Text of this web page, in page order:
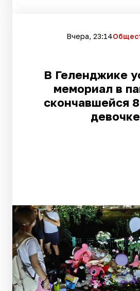
Вчера, 23:14
В Геленджике
мемориал в
скончавшейся
девочке